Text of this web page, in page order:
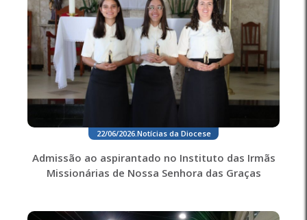
22/06/2026. Notícias da Diocese
Admissão ao aspirantado no Instituto das Irmãs
Missionárias de Nossa Senhora das Graças